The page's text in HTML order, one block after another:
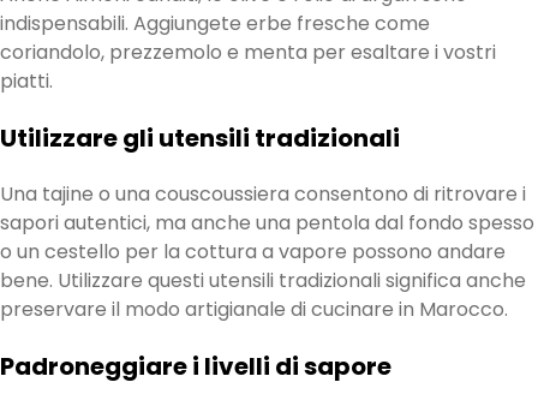
indispensabili. Aggiungete erbe fresche come
coriandolo, prezzemolo e menta per esaltare i vostri
piatti.
Utilizzare gli utensili tradizionali
Una tajine o una couscoussiera consentono di ritrovare i
sapori autentici, ma anche una pentola dal fondo spesso
o un cestello per la cottura a vapore possono andare
bene. Utilizzare questi utensili tradizionali significa anche
preservare il modo artigianale di cucinare in Marocco.
Padroneggiare i livelli di sapore